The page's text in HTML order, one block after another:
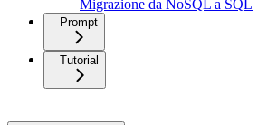
Migrazione da NoSQL a SQL
Prompt
Tutorial